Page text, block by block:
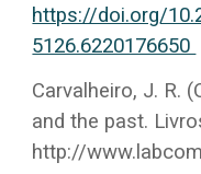
https://doi.org/
5126.6220176650
Carvalheiro, J. R.
and the past.
http://